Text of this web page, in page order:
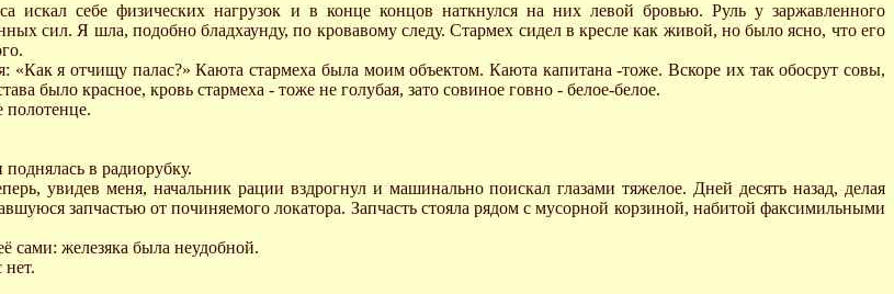
искал себе физических нагрузок и в конце концов наткнулся на них левой бровью. Руль у заржавленного
сил. Я шла, подобно бладхаунду, по кровавому следу. Стармех сидел в кресле как живой, но было ясно, что его
«Как я отчищу палас?» Каюта стармеха была моим объектом. Каюта капитана -тоже. Вскоре их так обосрут совы,
было красное, кровь стармеха - тоже не голубая, зато совиное говно - белое-белое.
полотенце.
в радиорубку.
увидев меня, начальник рации вздрогнул и машинально поискал глазами тяжелое. Дней десять назад, делая
запчастью от починяемого локатора. Запчасть стояла рядом с мусорной корзиной, набитой факсимильными
сами: железяка была неудобной.
нет.